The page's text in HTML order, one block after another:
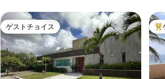
ゲストチョイス
ゲストチョイス 大